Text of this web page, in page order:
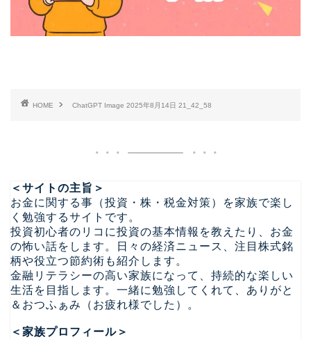
HOME ChatGPT Image 2025年8月14日 21_42_58
＜サイトの主旨＞
お金に関する事（投資・株・税金対策）を家族で楽し
く勉強するサイトです。
投資初心者のリコに投資の基本情報を教えたり、お金
の怖い話をします。日々の経済ニュース、注目株式銘
柄や役立つ節約術も紹介します。
金融リテラシーの高い家族になって、持続的な楽しい
生活を目指します。一緒に勉強してくれて、ありがと
＆おつふぁみ（お疲れ様でした）。
＜家族プロフィール＞